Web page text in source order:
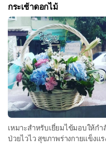
กระเช้าดอกไม้
เหมาะสำหรับเยี่ยมไข้มอบให้ก
ป่วยไวไว สุขภาพร่างกายแข็งแร